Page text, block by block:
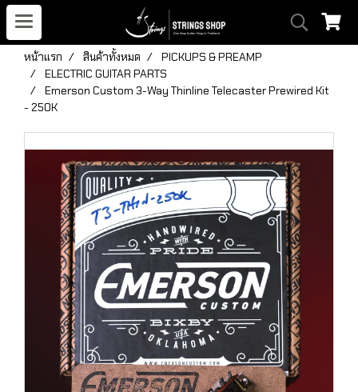
หน้าแรก สินค้าทั้งหมด
PICKUPS & PREAMP
ELECTRIC GUITAR PARTS
Emerson Custom 3-Way Thinline Telecaster Prewired Kit
- 250K